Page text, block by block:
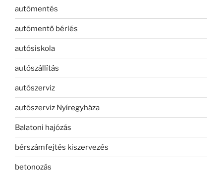
autómentés
autómentő bérlés
autósiskola
autószállítás
autószerviz
autószerviz Nyíregyháza
Balatoni hajózás
bérszámfejtés kiszervezés
betonozás